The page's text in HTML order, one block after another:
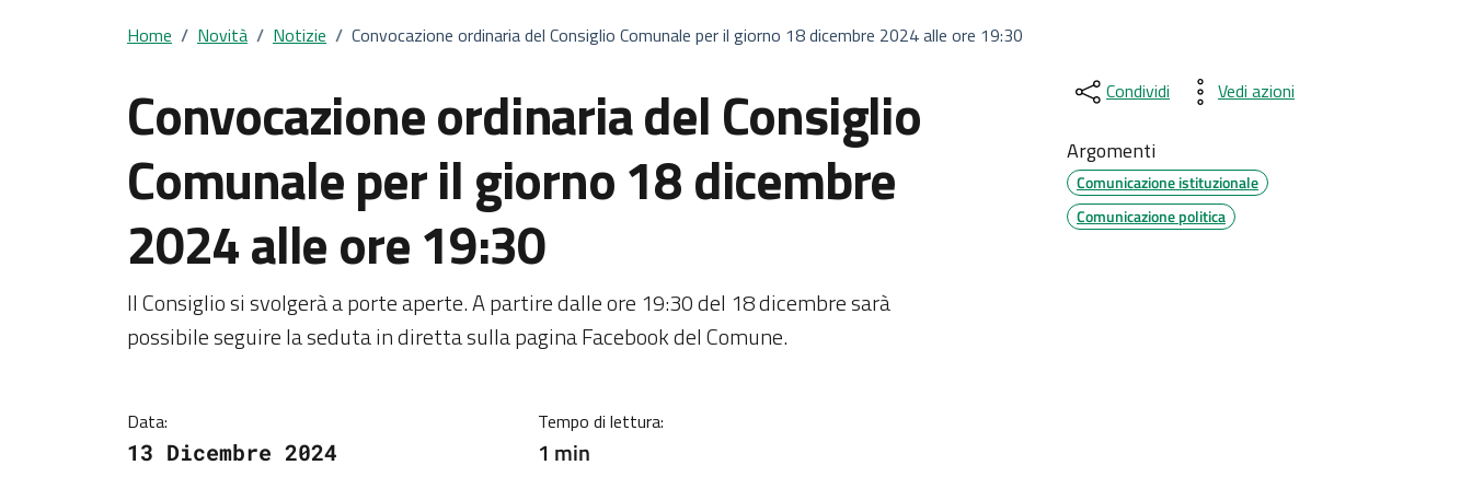
Home / Novità / Notizie / Convocazione ordinaria del Consiglio Comunale per il giorno 18 dicembre 2024 alle ore 19:30
Convocazione ordinaria del Consiglio
Comunale per il giorno 18 dicembre
2024 alle ore 19:30
Dettagli della notizia
Il Consiglio si svolgerà a porte aperte. A partire dalle ore 19:30 del 18 dicembre sarà
possibile seguire la seduta in diretta sulla pagina Facebook del Comune.
Data:
13 Dicembre 2024
Tempo di lettura:
1 min
Condividi Vedi azioni
Argomenti
Comunicazione istituzionale
Comunicazione politica